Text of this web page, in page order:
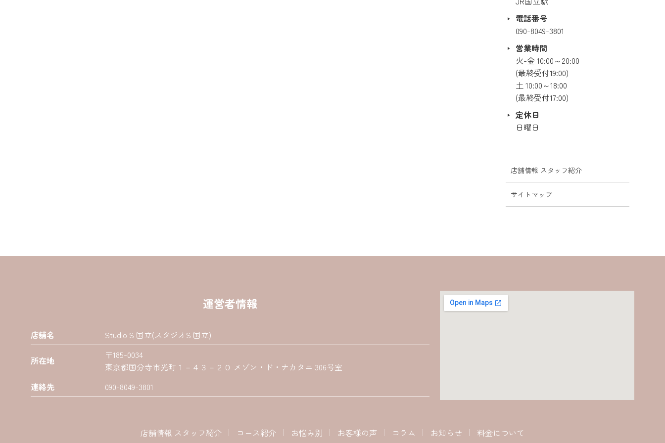
電話番号
090-8049-3801
営業時間
火-金 10:00～20:00
(最終受付19:00)
土 10:00～18:00
(最終受付17:00)
定休日
日曜日
店舗情報 スタッフ紹介
サイトマップ
運営者情報
店舗名 Studio S 国立(スタジオS 国立)
所在地
〒185-0034
東京都国分寺市光町１－４３－２０ メゾン・ド・ナカタニ 306号室
連絡先
090-8049-3801
店舗情報 スタッフ紹介 コース紹介 お悩み別 お客様の声 コラム お知らせ 料金について